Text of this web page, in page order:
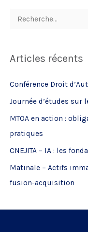
h
c
h
e
r
:
Articles récents
Conférence Droit
Journée d’études sur
MTOA en action :
pratiques
CNEJITA – IA : les
Matinale – Actifs
fusion-acquisition